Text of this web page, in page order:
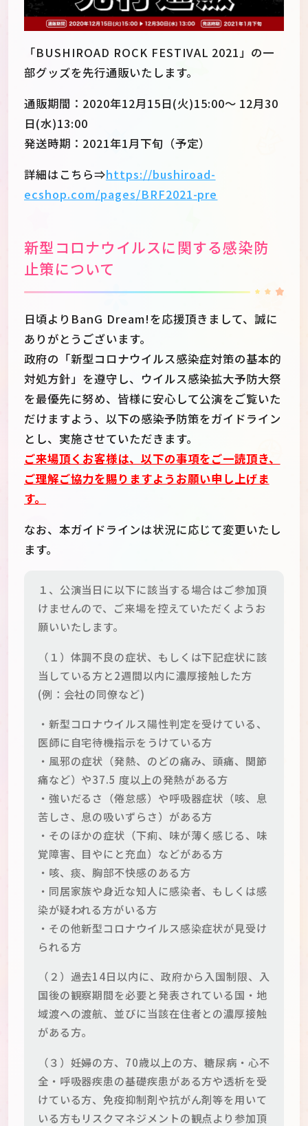
「BUSHIROAD ROCK FESTIVAL 2021」の一
部グッズを先行通販いたします。
通販期間：2020年12月15日(火)15:00～ 12月30
日(水)13:00
発送時期：2021年1月下旬（予定）
詳細はこちら⇒https://bushiroad-
ecshop.com/pages/BRF2021-pre
新型コロナウイルスに関する感染防
止策について
日頃よりBanG Dream!を応援頂きまして、誠に
ありがとうございます。
政府の「新型コロナウイルス感染症対策の基本的
対処方針」を遵守し、ウイルス感染拡大予防大祭
を最優先に努め、皆様に安心して公演をご覧いた
だけますよう、以下の感染予防策をガイドライン
とし、実施させていただきます。
ご来場頂くお客様は、以下の事項をご一読頂き、
ご理解ご協力を賜りますようお願い申し上げま
す。
なお、本ガイドラインは状況に応じて変更いたし
ます。
１、公演当日に以下に該当する場合はご参加頂
けませんので、ご来場を控えていただくようお
願いいたします。
（１）体調不良の症状、もしくは下記症状に該
当している方と2週間以内に濃厚接触した方
(例：会社の同僚など)
・新型コロナウイルス陽性判定を受けている、
医師に自宅待機指示をうけている方
・風邪の症状（発熱、のどの痛み、頭痛、関節
痛など）や37.5 度以上の発熱がある方
・強いだるさ（倦怠感）や呼吸器症状（咳、息
苦しさ、息の吸いずらさ）がある方
・そのほかの症状（下痢、味が薄く感じる、味
覚障害、目やにと充血）などがある方
・咳、痰、胸部不快感のある方
・同居家族や身近な知人に感染者、もしくは感
染が疑われる方がいる方
・その他新型コロナウイルス感染症状が見受け
られる方
（２）過去14日以内に、政府から入国制限、入
国後の観察期間を必要と発表されている国・地
域渡への渡航、並びに当該在住者との濃厚接触
がある方。
（３）妊婦の方、70歳以上の方、糖尿病・心不
全・呼吸器疾患の基礎疾患がある方や透析を受
けている方、免疫抑制剤や抗がん剤等を用いて
いる方もリスクマネジメントの観点より参加頂